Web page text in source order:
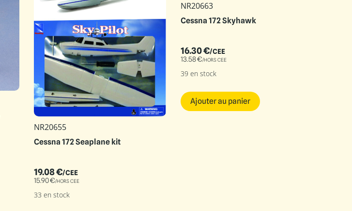
NR20655
Cessna 172 Seaplane kit
19.08€/CEE
15.90€/HORS CEE
33 en stock
NR20663
Cessna 172 Skyhawk
16.30€/CEE
13.58€/HORS CEE
39 en stock
Ajouter au panier